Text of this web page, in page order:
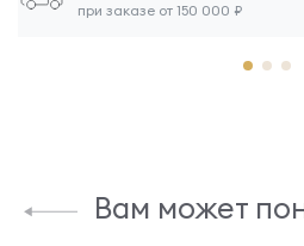
при заказе от 150 000 ₽
Вам может